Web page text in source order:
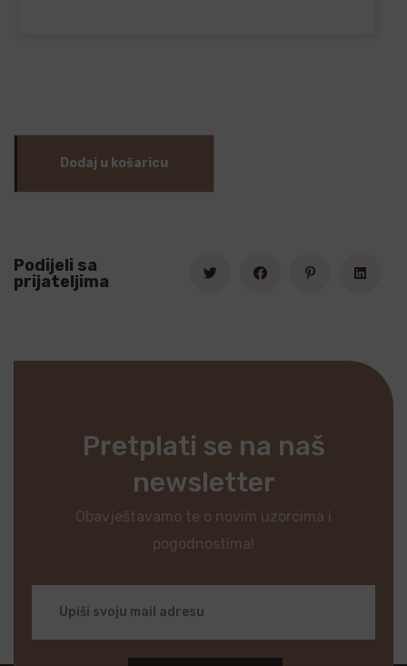
Dodaj u košaricu
Podijeli sa
prijateljima
Pretplati se na naš
newsletter
Obavještavamo te o novim uzorcima i
pogodnostima!